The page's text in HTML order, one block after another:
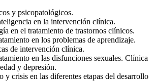
y psicopatológicos.
en la interven­ción clínica.
en el tratamiento de trastornos clínicos.
en los proble­mas de aprendizaje.
de intervención clíni­ca.
en las disfun­ciones sexuales. Clínica
y depresión.
y crisis en las diferen­tes etapas del desarrollo